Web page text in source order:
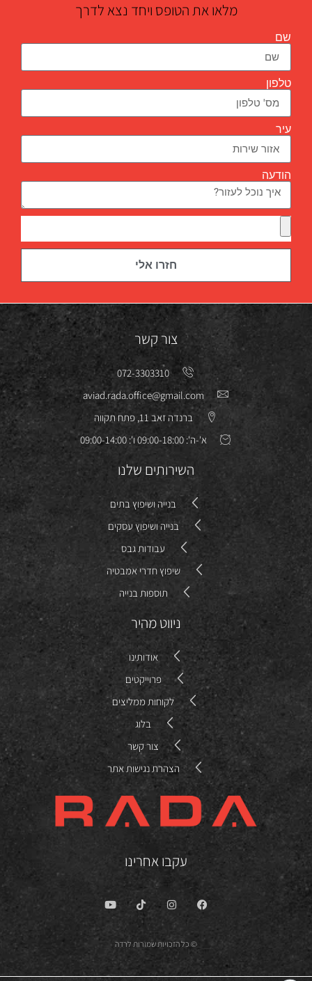
מלאו את הטופס ויחד נצא לדרך
שם
טלפון
עיר
הודעה
חזרו אלי
צור קשר
072-3303310
aviad.rada.office@gmail.com
ברנדה זאב 11, פתח תקווה
א'-ה': 09:00-18:00 ו': 09:00-14:00
השירותים שלנו
בנייה ושיפוץ בתים
בנייה ושיפוץ עסקים
עבודות גבס
שיפוץ חדרי אמבטיה
תוספות בנייה
ניווט מהיר
אודותינו
פרוייקטים
לקוחות ממליצים
בלוג
צור קשר
הצהרת נגישות אתר
עקבו אחרינו
© כל הזכויות שמורות לרדה